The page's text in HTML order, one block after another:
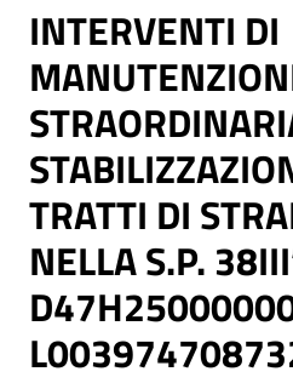
INTERVENTI DI
TRATTI DI
NELLA S.P.